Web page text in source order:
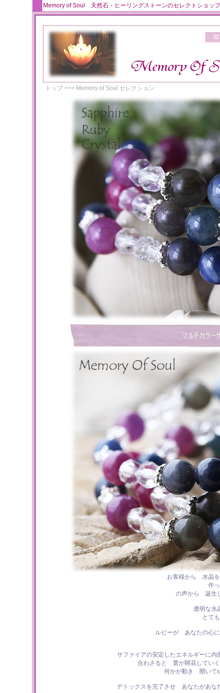
Memory of Soul 天然石・ヒーリングストーンのセレクトショッ
トップ>>> Memory of Soul セレクション
お客様から 水晶
作
の声から 誕生
透明な水
とて
ルビーが あなたの心
サファイアの安定したエネルギーに
合わさると 蕾が開花してい
何かが動き 開いて
デトックスを完了させ あなたがあ